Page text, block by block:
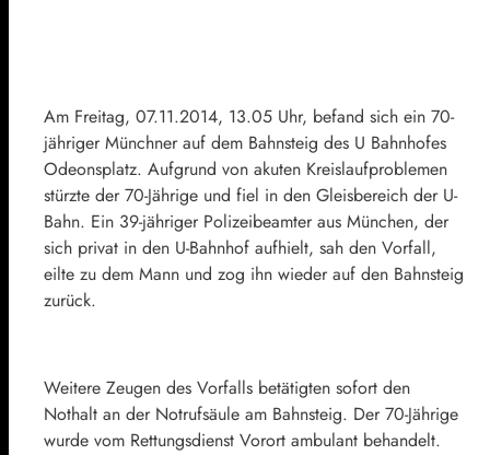
Am Freitag, 07.11.2014, 13.05 Uhr, befand sich ein 70-
jähriger Münchner auf dem Bahnsteig des U Bahnhofes
Odeonsplatz. Aufgrund von akuten Kreislaufproblemen
stürzte der 70-Jährige und fiel in den Gleisbereich der U-
Bahn. Ein 39-jähriger Polizeibeamter aus München, der
sich privat in den U-Bahnhof aufhielt, sah den Vorfall,
eilte zu dem Mann und zog ihn wieder auf den Bahnsteig
zurück.
Weitere Zeugen des Vorfalls betätigten sofort den
Nothalt an der Notrufsäule am Bahnsteig. Der 70-Jährige
wurde vom Rettungsdienst Vorort ambulant behandelt.